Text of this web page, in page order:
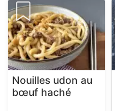
Nouilles udon au
bœuf haché